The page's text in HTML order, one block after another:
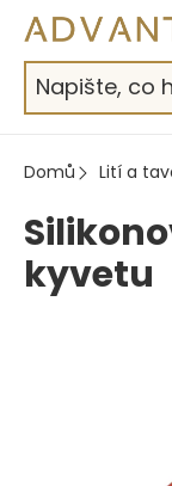
Přejít
obsah
Domů Lití a
kyvetu